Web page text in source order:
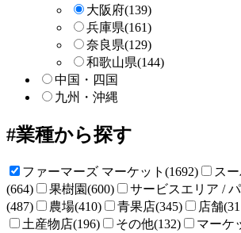
大阪府(139)
兵庫県(161)
奈良県(129)
和歌山県(144)
中国・四国
九州・沖縄
業種から探す
ファーマーズ マーケット(1692)
ス
(664)
果樹園(600)
サービスエリア /
(487)
農場(410) 青果店(345) 店舗
土産物店(196)
その他(132) マーケ